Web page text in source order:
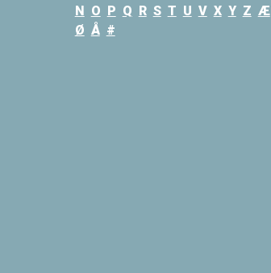
N O P Q R S T U V X Y Z Æ
Ø Å #